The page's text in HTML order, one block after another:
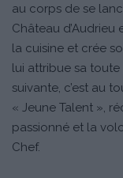
au corps de se
Château
la cuisine et crée
lui attribue sa toute
suivante, c’est au
« Jeune Talent »,
passionné et la
Chef.